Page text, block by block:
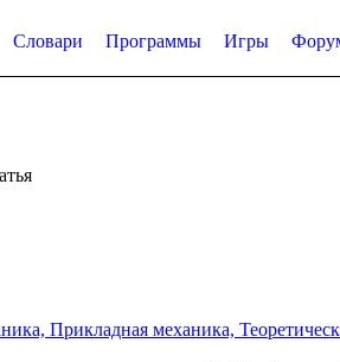
Словари Программы Игры
Прикладная механика,